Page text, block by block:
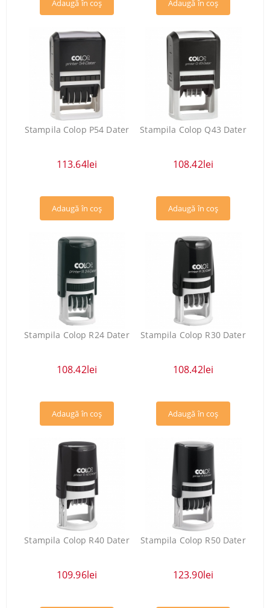
Stampila Colop P54 Dater
113.64lei
Stampila Colop Q43 Dater
108.42lei
Stampila Colop R24 Dater
108.42lei
Stampila Colop R30 Dater
108.42lei
Stampila Colop R40 Dater
109.96lei
Stampila Colop R50 Dater
123.90lei